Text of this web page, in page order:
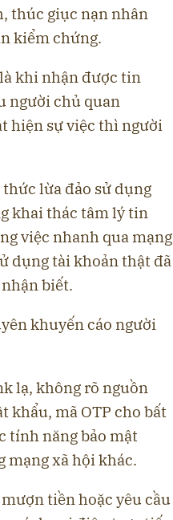
thúc giục nạn nhân
kiểm chứng.
khi nhận được tin
người chủ quan
hiện sự việc thì người
lừa đảo sử dụng
khai thác tâm lý tin
việc nhanh qua mạng
dụng tài khoản thật đã
biết.
khuyến cáo người
lạ, không rõ nguồn
khẩu, mã OTP cho bất
tính năng bảo mật
mạng xã hội khác.
tiền hoặc yêu cầu